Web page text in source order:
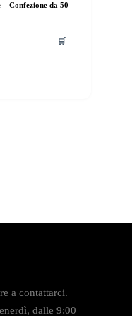
– Confezione da 50
🛒
a contattarci.
dalle 9:00